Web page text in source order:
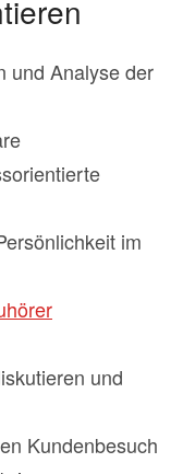
und Analyse der
im
und
Kundenbesuch